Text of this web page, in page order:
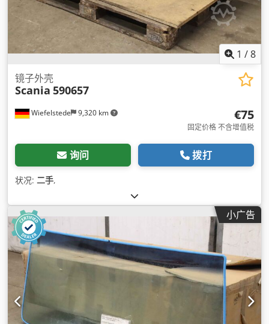
1 /8
Wiefelstede 9,320 km
镜子外壳
Scania 590657
€75
固定价格 不含增值税
询问 拨打
状况: 二手,
小广告